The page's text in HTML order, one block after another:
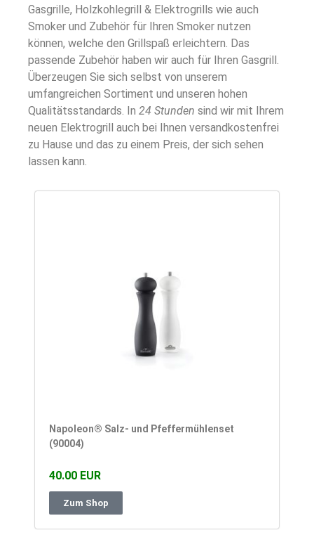
Gasgrille, Holzkohlegrill & Elektrogrills wie auch
Smoker und Zubehör für Ihren Smoker nutzen
können, welche den Grillspaß erleichtern. Das
passende Zubehör haben wir auch für Ihren Gasgrill.
Überzeugen Sie sich selbst von unserem
umfangreichen Sortiment und unseren hohen
Qualitätsstandards. In 24 Stunden sind wir mit Ihrem
neuen Elektrogrill auch bei Ihnen versandkostenfrei
zu Hause und das zu einem Preis, der sich sehen
lassen kann.
Napoleon® Salz- und Pfeffermühlenset
(90004)
40.00 EUR
Zum Shop